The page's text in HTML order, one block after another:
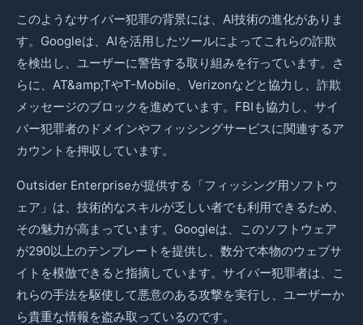
このようなサイバー犯罪の背景には、AI技術の進化がありま
す。Googleは、AIを活用したツールによってこれらの詐欺
を検出し、ユーザーに警告する取り組みを行っています。さ
らに、AT&amp;TやT-Mobile、Verizonなどと協力し、詐欺
メッセージのブロックを進めています。FBIも協力し、サイ
バー犯罪者のドメインやフィッシングサービスに関連するア
カウントを押収しています。
Outsider Enterpriseが提供する「フィッシング用ソフトウ
ェア」は、技術的なスキルが乏しい者でも利用できるため、
その魅力が高まっています。Googleは、このソフトウェア
が290以上のテンプレートを提供し、数分で本物のウェブサ
イトを模倣できると指摘しています。サイバー犯罪者は、こ
れらの手法を駆使して悪意のある攻撃を実行し、ユーザーか
ら貴重な情報を盗み取っているのです。